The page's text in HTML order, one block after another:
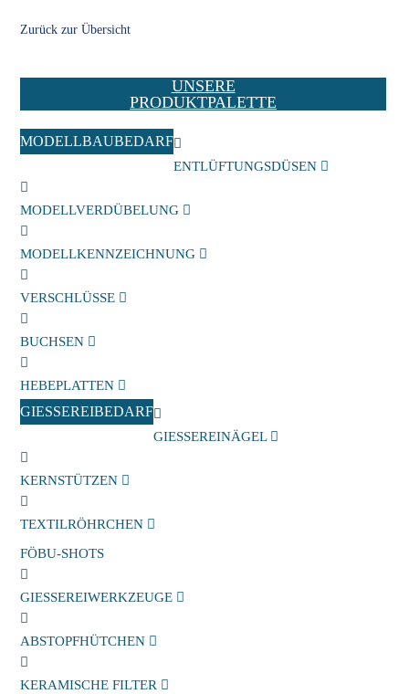
Zurück zur Übersicht
UNSERE
PRODUKTPALETTE
MODELLBAUBEDARF
ENTLÜFTUNGSDÜSEN
MODELLVERDÜBELUNG
MODELLKENNZEICHNUNG
VERSCHLÜSSE
BUCHSEN
HEBEPLATTEN
GIESSEREIBEDARF
GIESSEREINÄGEL
KERNSTÜTZEN
TEXTILRÖHRCHEN
FÖBU-SHOTS
GIESSEREIWERKZEUGE
ABSTOPFHÜTCHEN
KERAMISCHE FILTER